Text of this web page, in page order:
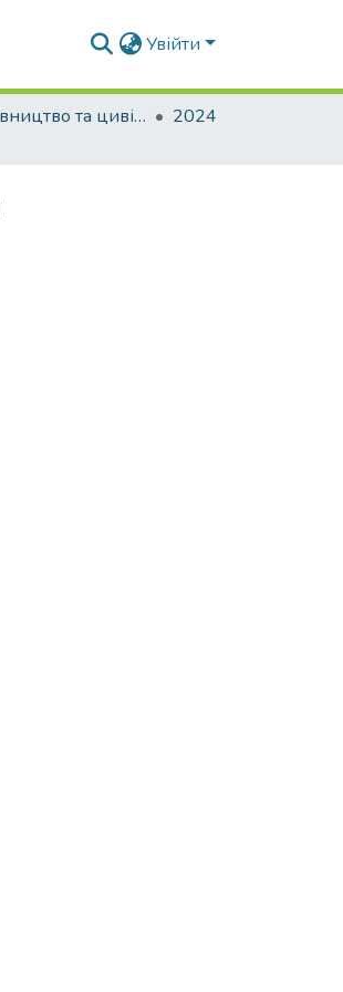
Увійти
192 Будівництво та цивільна інженерія. Промислове і цивільне будівництво
2024